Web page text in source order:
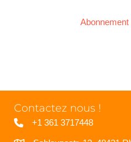
Contactez nous !
+1 361 3717448